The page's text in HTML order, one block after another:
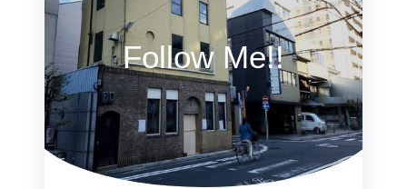
Follow Me!!